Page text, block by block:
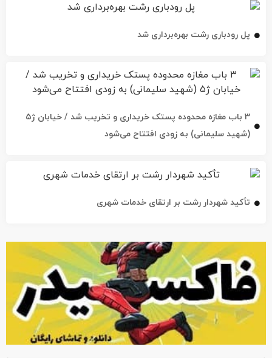
پل رودباری رشت بهره‌برداری شد
۳ باب مغازه محدوده پستک خریداری و تخریب شد / خیابان ژ۵
(شهید سلیمانی) به زودی افتتاح می‌شود
تأکید شهردار رشت بر ارتقای خدمات شهری